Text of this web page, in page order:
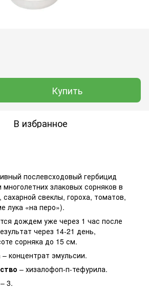
Купить
В избранное
послевсходовый гербицид
злаковых сорняков в
свеклы, гороха, томатов,
лука «на перо»).
дождем уже через 1 час после
через 14-21 день,
сорняка до 15 см.
– концентрат эмульсии.
– хизалофоп-п-тефурила.
– 3.